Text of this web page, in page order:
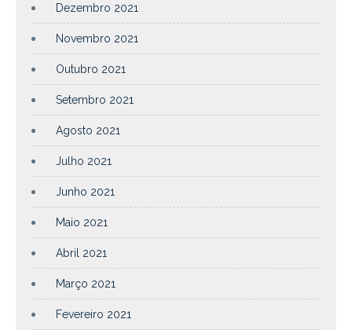
Dezembro 2021
Novembro 2021
Outubro 2021
Setembro 2021
Agosto 2021
Julho 2021
Junho 2021
Maio 2021
Abril 2021
Março 2021
Fevereiro 2021